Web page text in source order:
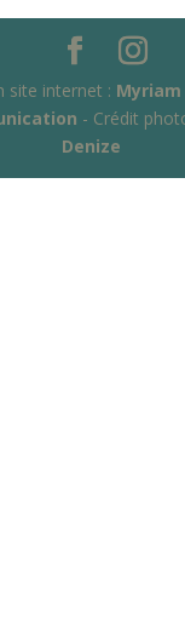
site internet :
- Crédit
Denize